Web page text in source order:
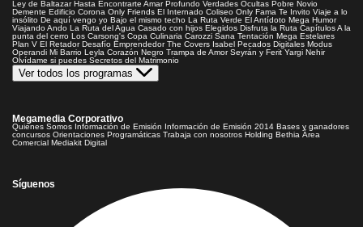
Ley de Baltazar Hasta Encontrarte Amar Profundo Verdades Ocultas Pobre Novio
Demente Edificio Corona Only Friends El Internado Coliseo Only Fama Te Invito Viaje a lo
insólito De aquí vengo yo Bajo el mismo techo La Ruta Verde El Antídoto Mega Humor
Viajando Ando La Ruta del Agua Casado con hijos Elegidos Disfruta la Ruta CapítulosA la
punta del cerro Los Carsong's Copa Culinaria Carozzi Sana Tentación Mega Estelares
Plan V El Retador Desafío Emprendedor The Covers Isabel Pecados Digitales Modus
Operandi Mi Barrio Leyla Corazón Negro Trampa de Amor Seyrán y Ferit Yargi Nehir
Olvídame si puedes Secretos del Matrimonio
Ver todos los programas
Megamedia Corporativo
Quienes Somos Información de Emisión Información de Emisión 2014 Bases y ganadores
concursos Orientaciones Programáticas Trabaja con nosotros Holding Bethia Área
Comercial Mediakit Digital
Síguenos